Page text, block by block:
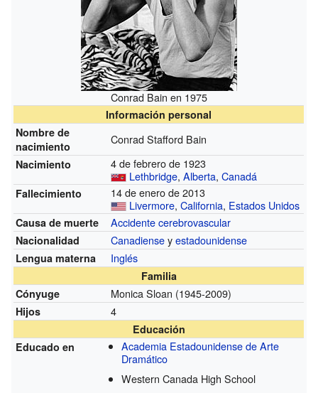
Conrad Bain en 1975
Información personal
Nombre de
nacimiento
Conrad Stafford Bain
Nacimiento
4 de febrero de 1923
Lethbridge,Alberta,Canadá
Fallecimiento
14 de enero de 2013
Livermore,California, Estados Unidos
Causa de muerte Accidente cerebrovascular
Nacionalidad Canadienseyestadounidense
Lengua materna Inglés
Familia
Cónyuge
Monica Sloan (1945-2009)
Hijos 4
Educación
Educado en
Academia Estadounidense de Arte
Dramático
Western Canada High School